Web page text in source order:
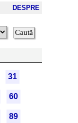
DESPRE
31
60
89